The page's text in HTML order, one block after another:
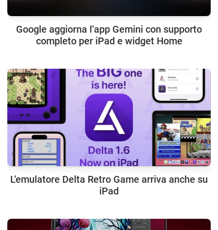
Google aggiorna l’app Gemini con supporto
completo per iPad e widget Home
L’emulatore Delta Retro Game arriva anche su
iPad